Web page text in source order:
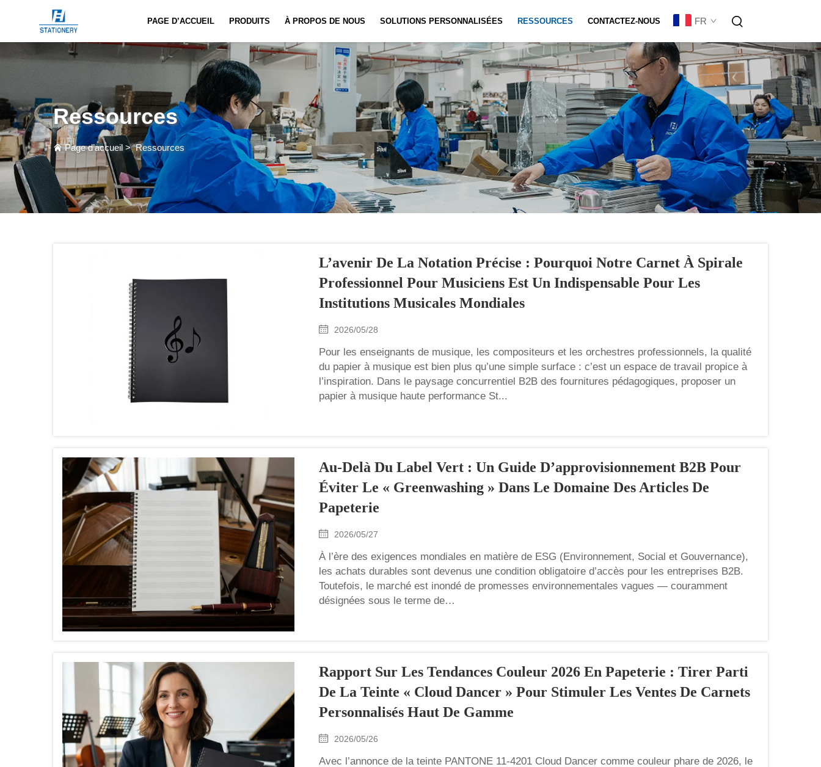
PAGE D’ACCUEIL PRODUITS À PROPOS DE NOUS SOLUTIONS PERSONNALISÉES
Personnalisation De Carnet Personnalisation De Lot
RESSOURCES
Actualités Vidéo
CONTACTEZ-NOUS FR
Ressources
Page d’accueil>Ressources
L’avenir De La Notation Précise : Pourquoi Notre Carnet À Spirale
Professionnel Pour Musiciens Est Un Indispensable Pour Les
Institutions Musicales Mondiales
2026/05/28
Pour les enseignants de musique, les compositeurs et les orchestres professionnels, la qualité
du papier à musique est bien plus qu’une simple surface : c’est un espace de travail propice à
l’inspiration. Dans le paysage concurrentiel B2B des fournitures pédagogiques, proposer un
papier à musique haute performance St...
Au-Delà Du Label Vert : Un Guide D’approvisionnement B2B Pour
Éviter Le « Greenwashing » Dans Le Domaine Des Articles De
Papeterie
2026/05/27
À l’ère des exigences mondiales en matière de ESG (Environnement, Social et Gouvernance),
les achats durables sont devenus une condition obligatoire d’accès pour les entreprises B2B.
Toutefois, le marché est inondé de promesses environnementales vagues — couramment
désignées sous le terme de…
Rapport Sur Les Tendances Couleur 2026 En Papeterie : Tirer Parti
De La Teinte « Cloud Dancer » Pour Stimuler Les Ventes De Carnets
Personnalisés Haut De Gamme
2026/05/26
Avec l’annonce de la teinte PANTONE 11-4201 Cloud Dancer comme couleur phare de 2026, le